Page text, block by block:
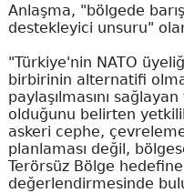
Anlaşma, "bölgede
destekleyici unsuru"
"Türkiye'nin NATO
birbirinin alternatifi
paylaşılmasını
olduğunu belirten
askeri cephe,
planlaması değil,
Terörsüz Bölge
değerlendirmesinde